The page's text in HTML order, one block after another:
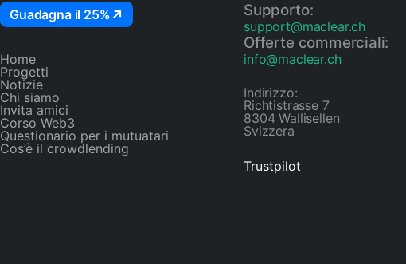
Guadagna il 25%
Home
Progetti
Notizie
Chi siamo
Invita amici
Corso Web3
Questionario per i mutuatari
Cos’è il crowdlending
Supporto:
support@maclear.ch
Offerte commerciali:
info@maclear.ch
Indirizzo:
Richtistrasse 7
8304 Wallisellen
Svizzera
Trustpilot